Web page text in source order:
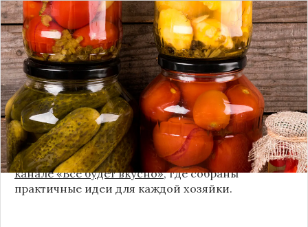
Каждый год, когда приходит пора богатого
урожая, я стараюсь сохранить максимум летних
витаминов. Закатки в банки — это, безусловно,
классика, которая никуда не уходит из нашей
жизни. Но современный подход к хранению
продуктов показывает, что есть и более простые,
быстрые и удобные способы.
Сегодня я делюсь своими любимыми рецептами
без банок и долгих стерилизаций. Подробнее и с
пошаговыми инструкциями их можно найти на
канале «Все будет вкусно», где собраны
практичные идеи для каждой хозяйки.